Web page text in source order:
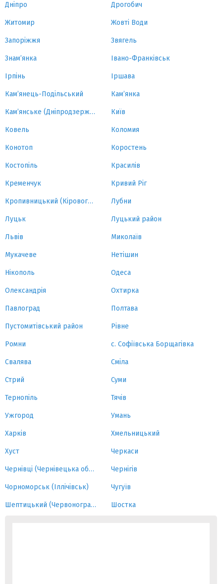
Дніпро Дрогобич
Житомир Жовті Води
Запоріжжя Звягель
Знам’янка Івано-Франківськ
Ірпінь Іршава
Кам’янець-Подільський Кам’янка
Кам’янське (Дніпродзержинськ) Київ
Ковель Коломия
Конотоп Коростень
Костопіль Красилів
Кременчук Кривий Ріг
Кропивницький (Кіровоград) Лубни
Луцьк Луцький район
Львів Миколаїв
Мукачеве Нетішин
Нікополь Одеса
Олександрія Охтирка
Павлоград Полтава
Пустомитівський район Рівне
Ромни с. Софіївська Борщагівка
Свалява Сміла
Стрий Суми
Тернопіль Тячів
Ужгород Умань
Харків Хмельницький
Хуст Черкаси
Чернівці (Чернівецька область) Чернігів
Чорноморськ (Іллічівськ) Чугуїв
Шептицький (Червоноград) Шостка